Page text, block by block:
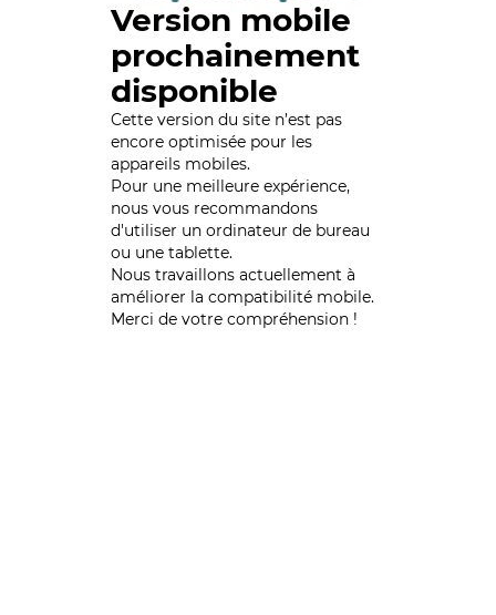
Version mobile
prochainement
disponible
Cette version du site n’est pas
encore optimisée pour les
appareils mobiles.
Pour une meilleure expérience,
nous vous recommandons
d'utiliser un ordinateur de bureau
ou une tablette.
Nous travaillons actuellement à
améliorer la compatibilité mobile.
Merci de votre compréhension !